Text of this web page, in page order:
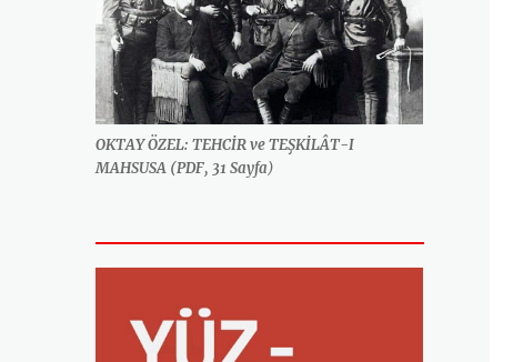
OKTAY ÖZEL: TEHCİR ve TEŞKİLÂT-I
MAHSUSA (PDF, 31 Sayfa)